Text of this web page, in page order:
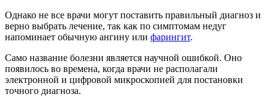
Однако не все врачи могут поставить правильный диагноз и
верно выбрать лечение, так как по симптомам недуг
напоминает обычную ангину или фарингит.
Само название болезни является научной ошибкой. Оно
появилось во времена, когда врачи не располагали
электронной и цифровой микроскопией для постановки
точного диагноза.